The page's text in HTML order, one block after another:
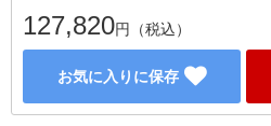
127,820円（税込）
お気に入りに保存